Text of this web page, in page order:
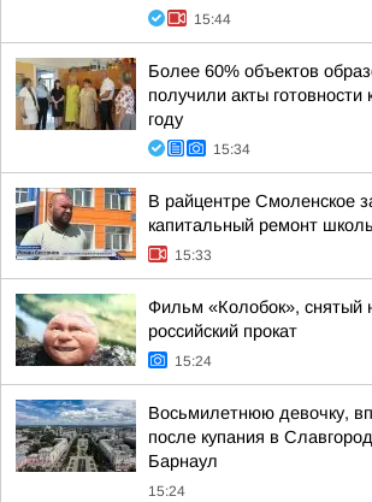
15:44
Более 60% объектов
получили акты готовности
году
15:34
В райцентре Смоленское
капитальный ремонт
15:33
Фильм «Колобок», снятый
российский прокат
15:24
Восьмилетнюю девочку,
после купания в
Барнаул
15:24